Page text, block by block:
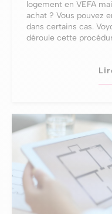
logement en VEFA
achat ? Vous pouvez
dans certains cas.
déroule cette